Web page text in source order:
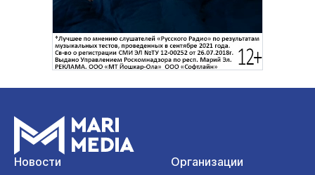
Новости
Организации